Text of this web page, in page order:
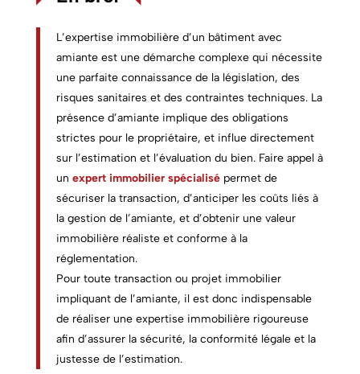
L’expertise immobilière d’un bâtiment avec
amiante est une démarche complexe qui nécessite
une parfaite connaissance de la législation, des
risques sanitaires et des contraintes techniques. La
présence d’amiante implique des obligations
strictes pour le propriétaire, et influe directement
sur l’estimation et l’évaluation du bien. Faire appel à
un expert immobilier spécialisépermet de
sécuriser la transaction, d’anticiper les coûts liés à
la gestion de l’amiante, et d’obtenir une valeur
immobilière réaliste et conforme à la
réglementation.
Pour toute transaction ou projet immobilier
impliquant de l’amiante, il est donc indispensable
de réaliser une expertise immobilière rigoureuse
afin d’assurer la sécurité, la conformité légale et la
justesse de l’estimation.